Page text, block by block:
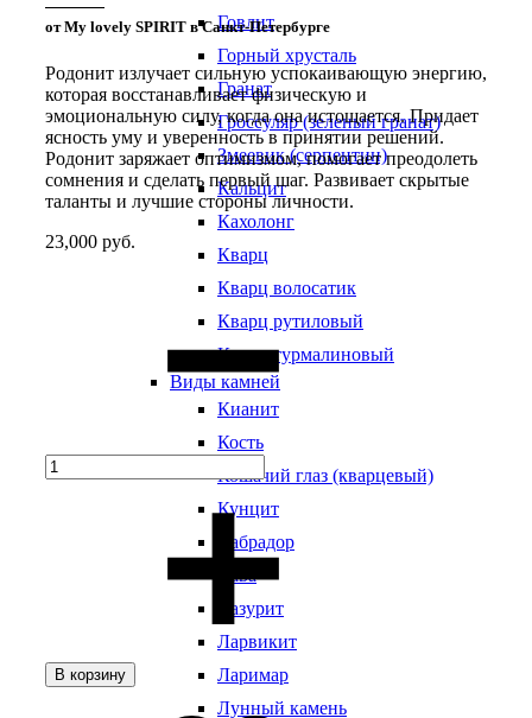
Говлит
Горный хрусталь
Гранат
Гроссуляр (зеленый гранат)
Змеевик (серпентин)
Кальцит
Кахолонг
Кварц
Кварц волосатик
Кварц рутиловый
Кварц турмалиновый
Виды камней
Кианит
Кость
Кошачий глаз (кварцевый)
Кунцит
Лабрадор
Лава
Лазурит
Ларвикит
Ларимар
Лунный камень
от My lovely SPIRIT в Санкт-Петербурге
Родонит излучает сильную успокаивающую энергию,
которая восстанавливает физическую и
эмоциональную силу, когда она истощается. Придает
ясность уму и уверенность в принятии решений.
Родонит заряжает оптимизмом, помогает преодолеть
сомнения и сделать первый шаг. Развивает скрытые
таланты и лучшие стороны личности.
23,000 руб.
В корзину